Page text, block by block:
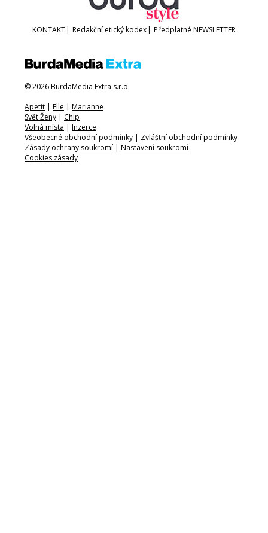
KONTAKT Redakční etický kodex Předplatné NEWSLETTER
© 2026 BurdaMedia Extra s.r.o.
Apetit
Elle
Marianne
Svět Ženy
Chip
Volná místa
Inzerce
Všeobecné obchodní podmínky
Zvláštní obchodní podmínky
Zásady ochrany soukromí
Nastavení soukromí
Cookies zásady